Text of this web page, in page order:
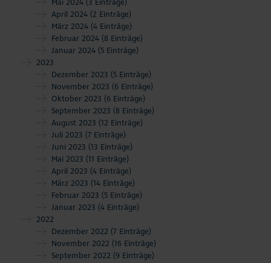
Mai 2024 (3 Einträge)
April 2024 (2 Einträge)
März 2024 (4 Einträge)
Februar 2024 (8 Einträge)
Januar 2024 (5 Einträge)
2023
Dezember 2023 (5 Einträge)
November 2023 (6 Einträge)
Oktober 2023 (6 Einträge)
September 2023 (8 Einträge)
August 2023 (12 Einträge)
Juli 2023 (7 Einträge)
Juni 2023 (13 Einträge)
Mai 2023 (11 Einträge)
April 2023 (4 Einträge)
März 2023 (14 Einträge)
Februar 2023 (5 Einträge)
Januar 2023 (4 Einträge)
2022
Dezember 2022 (7 Einträge)
November 2022 (16 Einträge)
September 2022 (9 Einträge)